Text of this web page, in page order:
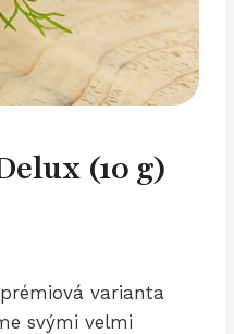
(10 g)
varianta
svými velmi